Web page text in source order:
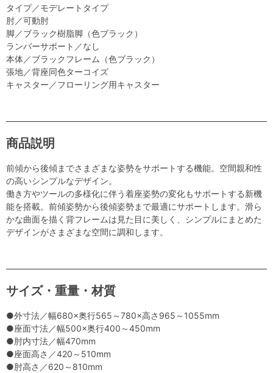
タイプ／モデレートタイプ
肘／可動肘
脚／ブラック樹脂脚（色ブラック）
ランバーサポート／なし
本体／ブラックフレーム（色ブラック）
張地／背座同色ターコイズ
キャスター／フローリング用キャスター
商品説明
前傾から後傾までさまざまな姿勢をサポートする機能。空間親和性
の高いシンプルなデザイン。
働き方やツールの多様化に伴う着座姿勢の変化もサポートする新機
能を搭載。前傾姿勢から後傾姿勢まで最適にサポートします。滑ら
かな曲面を描く背フレームは見た目に美しく、シンプルにまとめた
デザインがさまざまな空間に調和します。
サイズ・重量・材質
●外寸法／幅680×奥行565～780×高さ965～1055mm
●座面寸法／幅500×奥行400～450mm
●肘内寸法／幅470mm
●座面高さ／420～510mm
●肘高さ／620～810mm